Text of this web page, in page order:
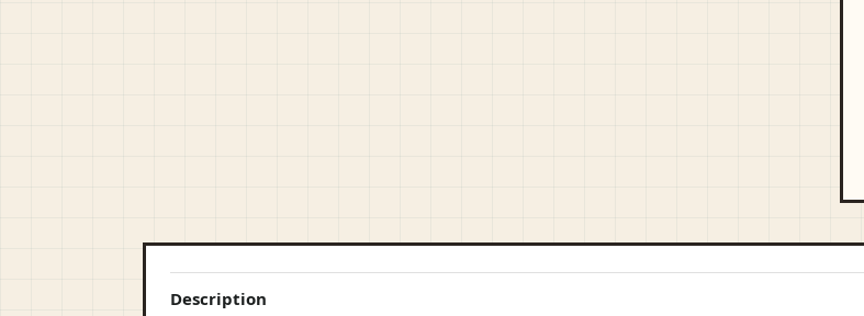
Description